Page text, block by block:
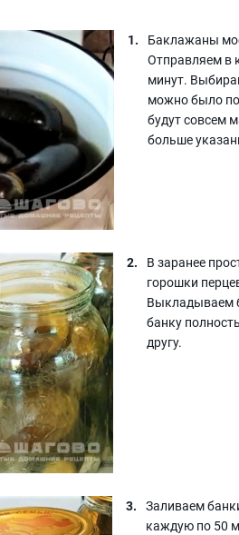
Баклажаны
Отправляем в
минут.
можно было
будут совсем
больше
В заранее
горошки
Выкладываем
банку
другу.
Заливаем
каждую по 50